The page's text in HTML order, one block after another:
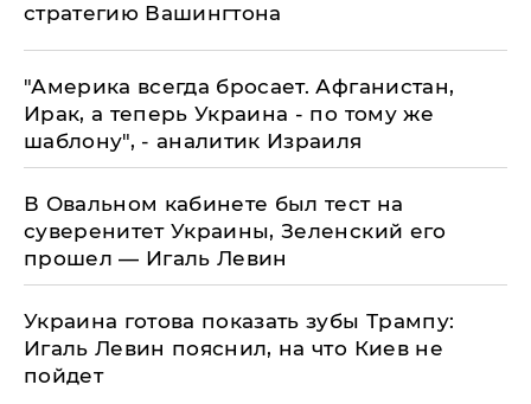
стратегию Вашингтона
​"Америка всегда бросает. Афганистан,
Ирак, а теперь Украина - по тому же
шаблону", - аналитик Израиля
​В Овальном кабинете был тест на
суверенитет Украины, Зеленский его
прошел — Игаль Левин
Украина готова показать зубы Трампу:
Игаль Левин пояснил, на что Киев не
пойдет